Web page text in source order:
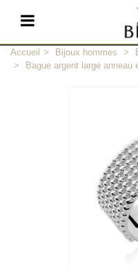
Accueil > Bijoux hommes >
>
Bague argent large anneau